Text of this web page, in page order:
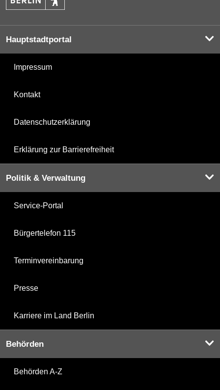
Hauptstadtportal
Impressum
Kontakt
Datenschutzerklärung
Erklärung zur Barrierefreiheit
Politik & Verwaltung
Service-Portal
Bürgertelefon 115
Terminvereinbarung
Presse
Karriere im Land Berlin
Behörden
Behörden A-Z